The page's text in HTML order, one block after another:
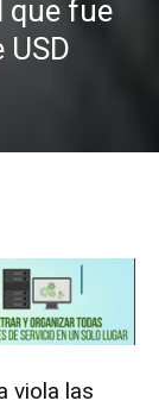
que fue
viola las